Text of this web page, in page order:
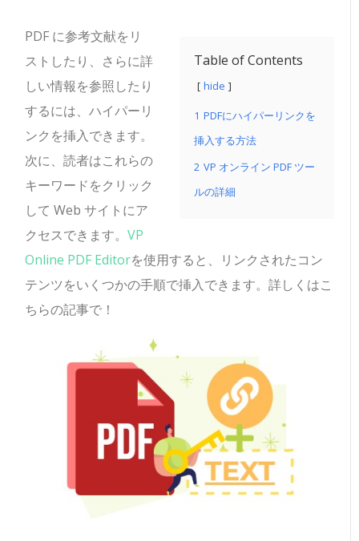
Table of Contents
hide
1 PDFにハイパーリンクを
挿入する方法
2 VP オンライン PDF ツー
ルの詳細
PDF に参考文献をリ
ストしたり、さらに詳
しい情報を参照したり
するには、ハイパーリ
ンクを挿入できます。
次に、読者はこれらの
キーワードをクリック
して Web サイトにア
クセスできます。VP
Online PDF Editorを使用すると、リンクされたコン
テンツをいくつかの手順で挿入できます。詳しくはこ
ちらの記事で！